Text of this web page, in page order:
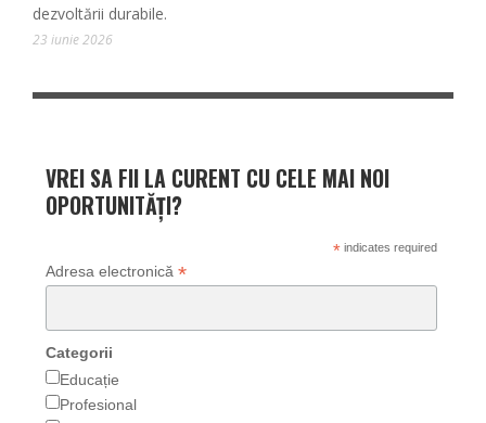
dezvoltării durabile.
23 iunie 2026
VREI SA FII LA CURENT CU CELE MAI NOI
OPORTUNITĂȚI?
*indicates required
Adresa electronică *
Categorii
Educație
Profesional